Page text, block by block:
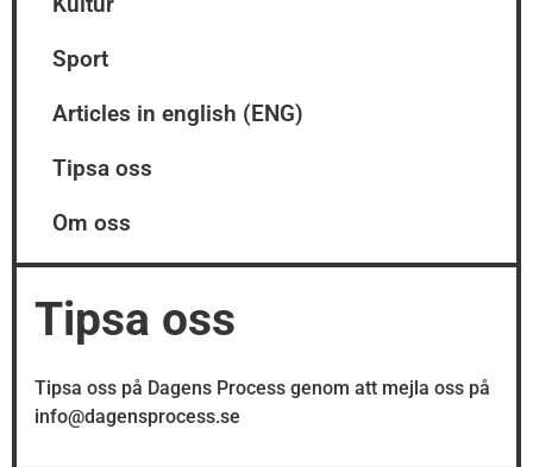
Sport
Articles in english (ENG)
Tipsa oss
Om oss
Tipsa oss
Tipsa oss på Dagens Process genom att mejla oss på
info@dagensprocess.se